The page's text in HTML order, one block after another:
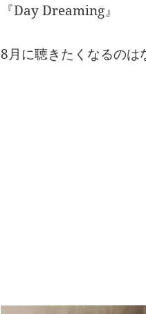
『Day Dreaming』
8月に聴きたくなるのは